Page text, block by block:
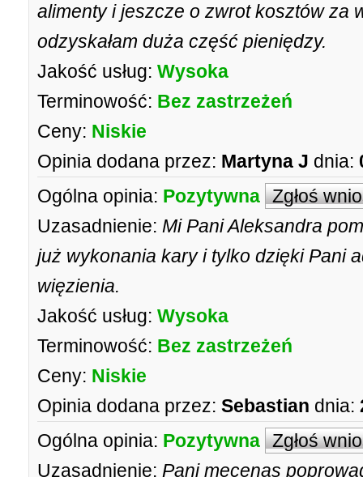
alimenty i jeszcze o zwrot kosztów za
odzyskałam duża część pieniędzy.
Jakość usług: Wysoka
Terminowość: Bez zastrzeżeń
Ceny: Niskie
Opinia dodana przez: Martyna J dnia:
Ogólna opinia: Pozytywna Zgłoś
Uzasadnienie: Mi Pani Aleksandra
już wykonania kary i tylko dzięki Pani
więzienia.
Jakość usług: Wysoka
Terminowość: Bez zastrzeżeń
Ceny: Niskie
Opinia dodana przez: Sebastian dnia:
Ogólna opinia: Pozytywna Zgłoś
Uzasadnienie: Pani mecenas